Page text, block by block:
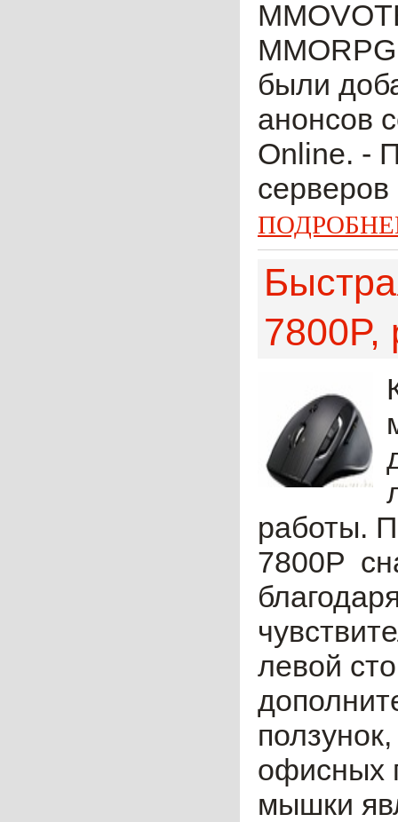
были
анонсов
Online. -
7800P,
работы.
7800P
левой
офисных
мышки